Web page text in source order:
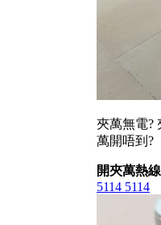
夾萬無電?
萬開唔到?
開夾萬熱線
5114 5114